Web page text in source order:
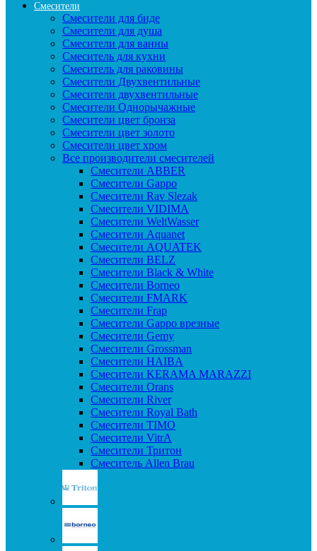
Смесители
Смесители для биде
Смесители для душа
Смесители для ванны
Смеситель для кухни
Смеситель для раковины
Смесители Двухвентильные
Смесители двухвентильные
Смесители Однорычажные
Смесители цвет бронза
Смесители цвет золото
Смесители цвет хром
Все производители смесителей
Cмесители ABBER
Cмесители Gappo
Cмесители Rav Slezak
Cмесители VIDIMA
Cмесители WeltWasser
Смесители Aquanet
Смесители AQUATEK
Смесители BELZ
Смесители Black & White
Смесители Borneo
Смесители FMARK
Смесители Frap
Смесители Gappo врезные
Смесители Gemy
Смесители Grossman
Смесители HAIBA
Смесители KERAMA MARAZZI
Смесители Orans
Смесители River
Смесители Royal Bath
Смесители TIMO
Смесители VitrA
Смесители Тритон
Смеситель Allen Brau